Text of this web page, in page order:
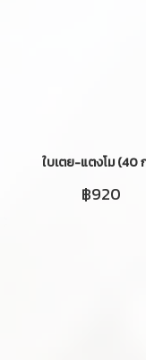
ใบเตย-แตงโม (40
฿920